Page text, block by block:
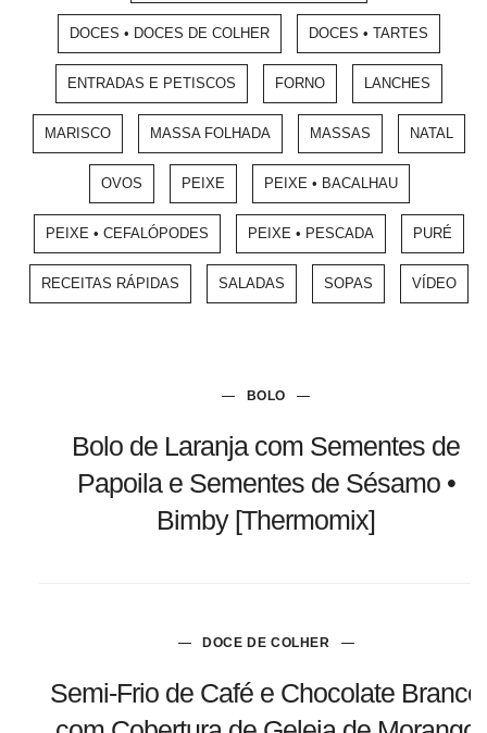
DOCES • DOCES DE COLHER DOCES • TARTES
ENTRADAS E PETISCOS FORNO LANCHES
MARISCO MASSA FOLHADA MASSAS NATAL
OVOS PEIXE PEIXE • BACALHAU
PEIXE • CEFALÓPODES PEIXE • PESCADA PURÉ
RECEITAS RÁPIDAS SALADAS SOPAS VÍDEO
BOLO
Bolo de Laranja com Sementes de
Papoila e Sementes de Sésamo •
Bimby [Thermomix]
DOCE DE COLHER
Semi-Frio de Café e Chocolate Branco